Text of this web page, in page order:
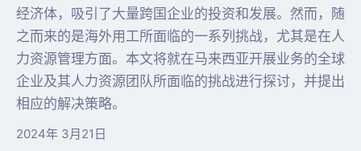
经济体，吸引了大量跨国企业的投资和发展。然而，随
之而来的是海外用工所面临的一系列挑战，尤其是在人
力资源管理方面。本文将就在马来西亚开展业务的全球
企业及其人力资源团队所面临的挑战进行探讨，并提出
相应的解决策略。
2024年 3月21日